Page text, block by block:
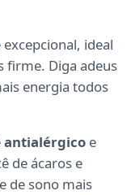
ideal
firme. Diga adeus
energia todos
antialérgico e
de ácaros e
de sono mais